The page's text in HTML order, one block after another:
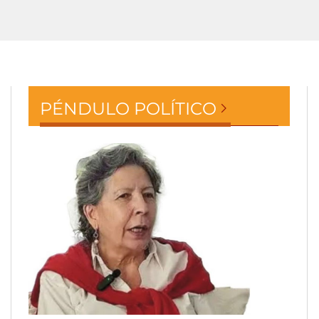
PÉNDULO POLÍTICO